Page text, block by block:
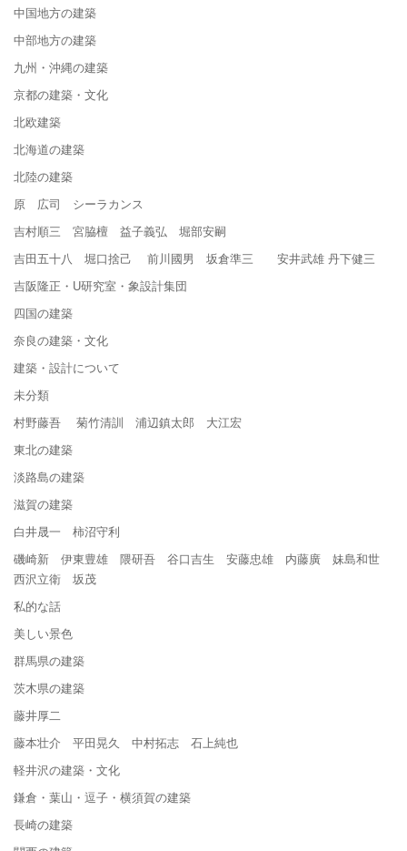
中国地方の建築
中部地方の建築
九州・沖縄の建築
京都の建築・文化
北欧建築
北海道の建築
北陸の建築
原 広司 シーラカンス
吉村順三 宮脇檀 益子義弘 堀部安嗣
吉田五十八 堀口捨己 前川國男 坂倉準三 安井武雄 丹下健三
吉阪隆正・U研究室・象設計集団
四国の建築
奈良の建築・文化
建築・設計について
未分類
村野藤吾 菊竹清訓 浦辺鎮太郎 大江宏
東北の建築
淡路島の建築
滋賀の建築
白井晟一 柿沼守利
磯崎新 伊東豊雄 隈研吾 谷口吉生 安藤忠雄 内藤廣 妹島和世
西沢立衛 坂茂
私的な話
美しい景色
群馬県の建築
茨木県の建築
藤井厚二
藤本壮介 平田晃久 中村拓志 石上純也
軽井沢の建築・文化
鎌倉・葉山・逗子・横須賀の建築
長崎の建築